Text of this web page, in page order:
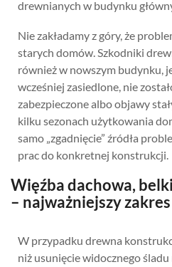
drewnianych w budynku
Nie zakładamy z góry, że
starych domów. Szkodniki
również w nowszym budynku,
wcześniej zasiedlone, nie
zabezpieczone albo objawy
kilku sezonach użytkowania
samo „zgadnięcie” źródła
prac do konkretnej konstrukcji.
Więźba dachowa,
– najważniejszy zakres
W przypadku drewna
niż usunięcie widocznego